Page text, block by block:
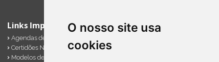
O nosso site usa
cookies
Links Importantes
Agendas de Obrigações
Certidões Negativas
Modelos de Documentos